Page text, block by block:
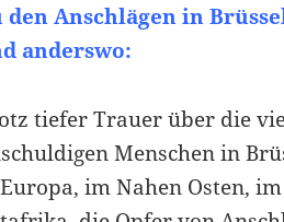
den Anschlägen in
anderswo:
tiefer Trauer über die
Menschen in
im Nahen Osten,